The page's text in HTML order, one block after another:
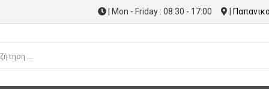
| Mon - Friday : 08:30 - 17:00